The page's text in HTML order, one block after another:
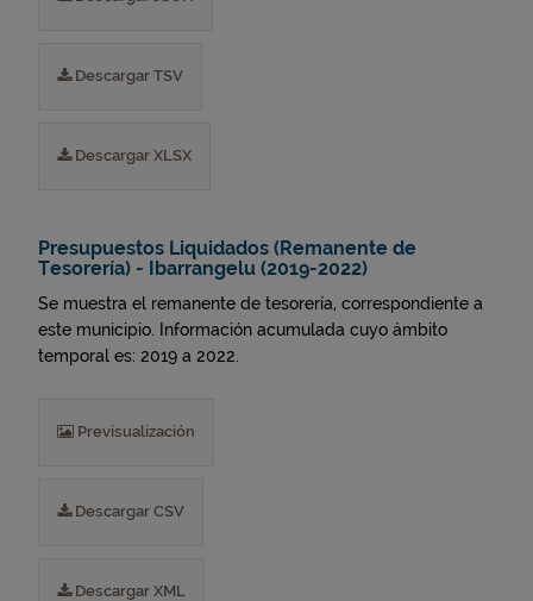
Descargar TSV
Descargar XLSX
Presupuestos Liquidados (Remanente de
Tesorería) - Ibarrangelu (2019-2022)
Se muestra el remanente de tesorería, correspondiente a
este municipio. Información acumulada cuyo ámbito
temporal es: 2019 a 2022.
Previsualización
Descargar CSV
Descargar XML